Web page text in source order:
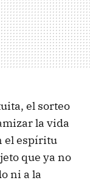
el sorteo
la vida
el espíritu
que ya no
ni a la